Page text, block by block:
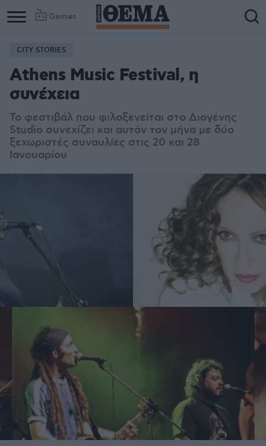
Games
CITY STORIES
Athens Music Festival, η
συνέχεια
Το φεστιβάλ που φιλοξενείται στο Διογένης
Studio συνεχίζει και αυτόν τον μήνα με δύο
ξεχωριστές συναυλίες στις 20 και 28
Ιανουαρίου